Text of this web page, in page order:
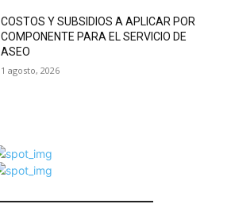
COSTOS Y SUBSIDIOS A APLICAR POR
COMPONENTE PARA EL SERVICIO DE
ASEO
1 agosto, 2026